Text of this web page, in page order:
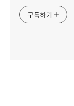
구독하기